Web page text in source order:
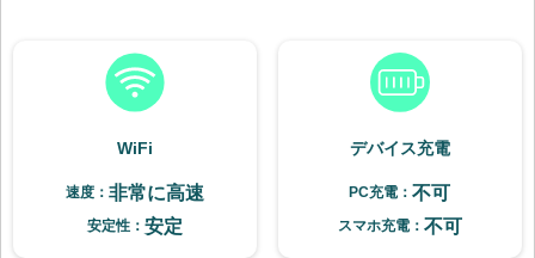
WiFi
速度：非常に高速
安定性：安定
デバイス充電
PC充電：不可
スマホ充電： 不可